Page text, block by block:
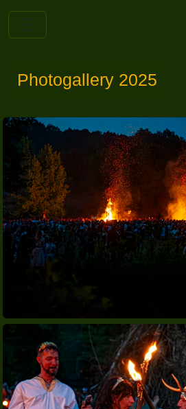
Photogallery 2025